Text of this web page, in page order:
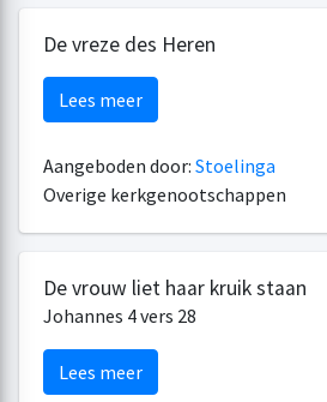
De vreze des Heren
Lees meer
Aangeboden door: Stoelinga
Overige kerkgenootschappen
De vrouw liet haar kruik staan
Johannes 4 vers 28
Lees meer